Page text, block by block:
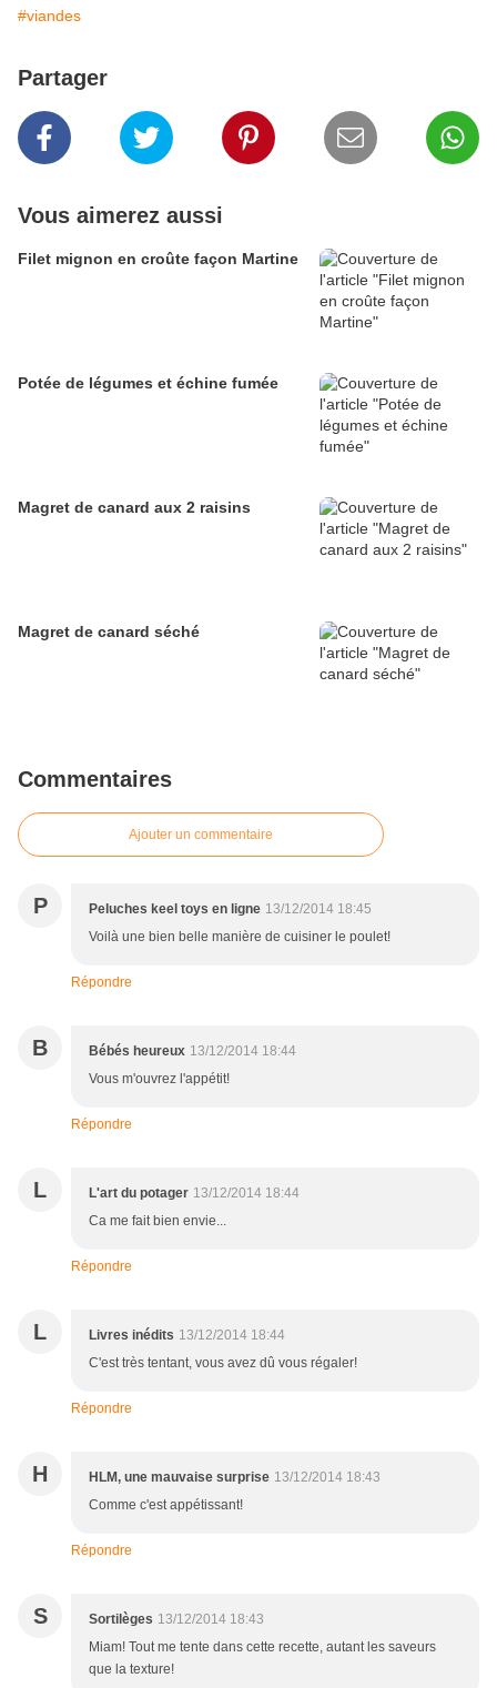
#viandes
Partager
Vous aimerez aussi
Filet mignon en croûte façon Martine
Potée de légumes et échine fumée
Magret de canard aux 2 raisins
Magret de canard séché
Commentaires
Ajouter un commentaire
P Peluches keel toys en ligne 13/12/2014 18:45
Voilà une bien belle manière de cuisiner le poulet!
Répondre
B Bébés heureux 13/12/2014 18:44
Vous m'ouvrez l'appétit!
Répondre
L L'art du potager 13/12/2014 18:44
Ca me fait bien envie...
Répondre
L Livres inédits 13/12/2014 18:44
C'est très tentant, vous avez dû vous régaler!
Répondre
H HLM, une mauvaise surprise 13/12/2014 18:43
Comme c'est appétissant!
Répondre
S Sortilèges 13/12/2014 18:43
Miam! Tout me tente dans cette recette, autant les saveurs
que la texture!